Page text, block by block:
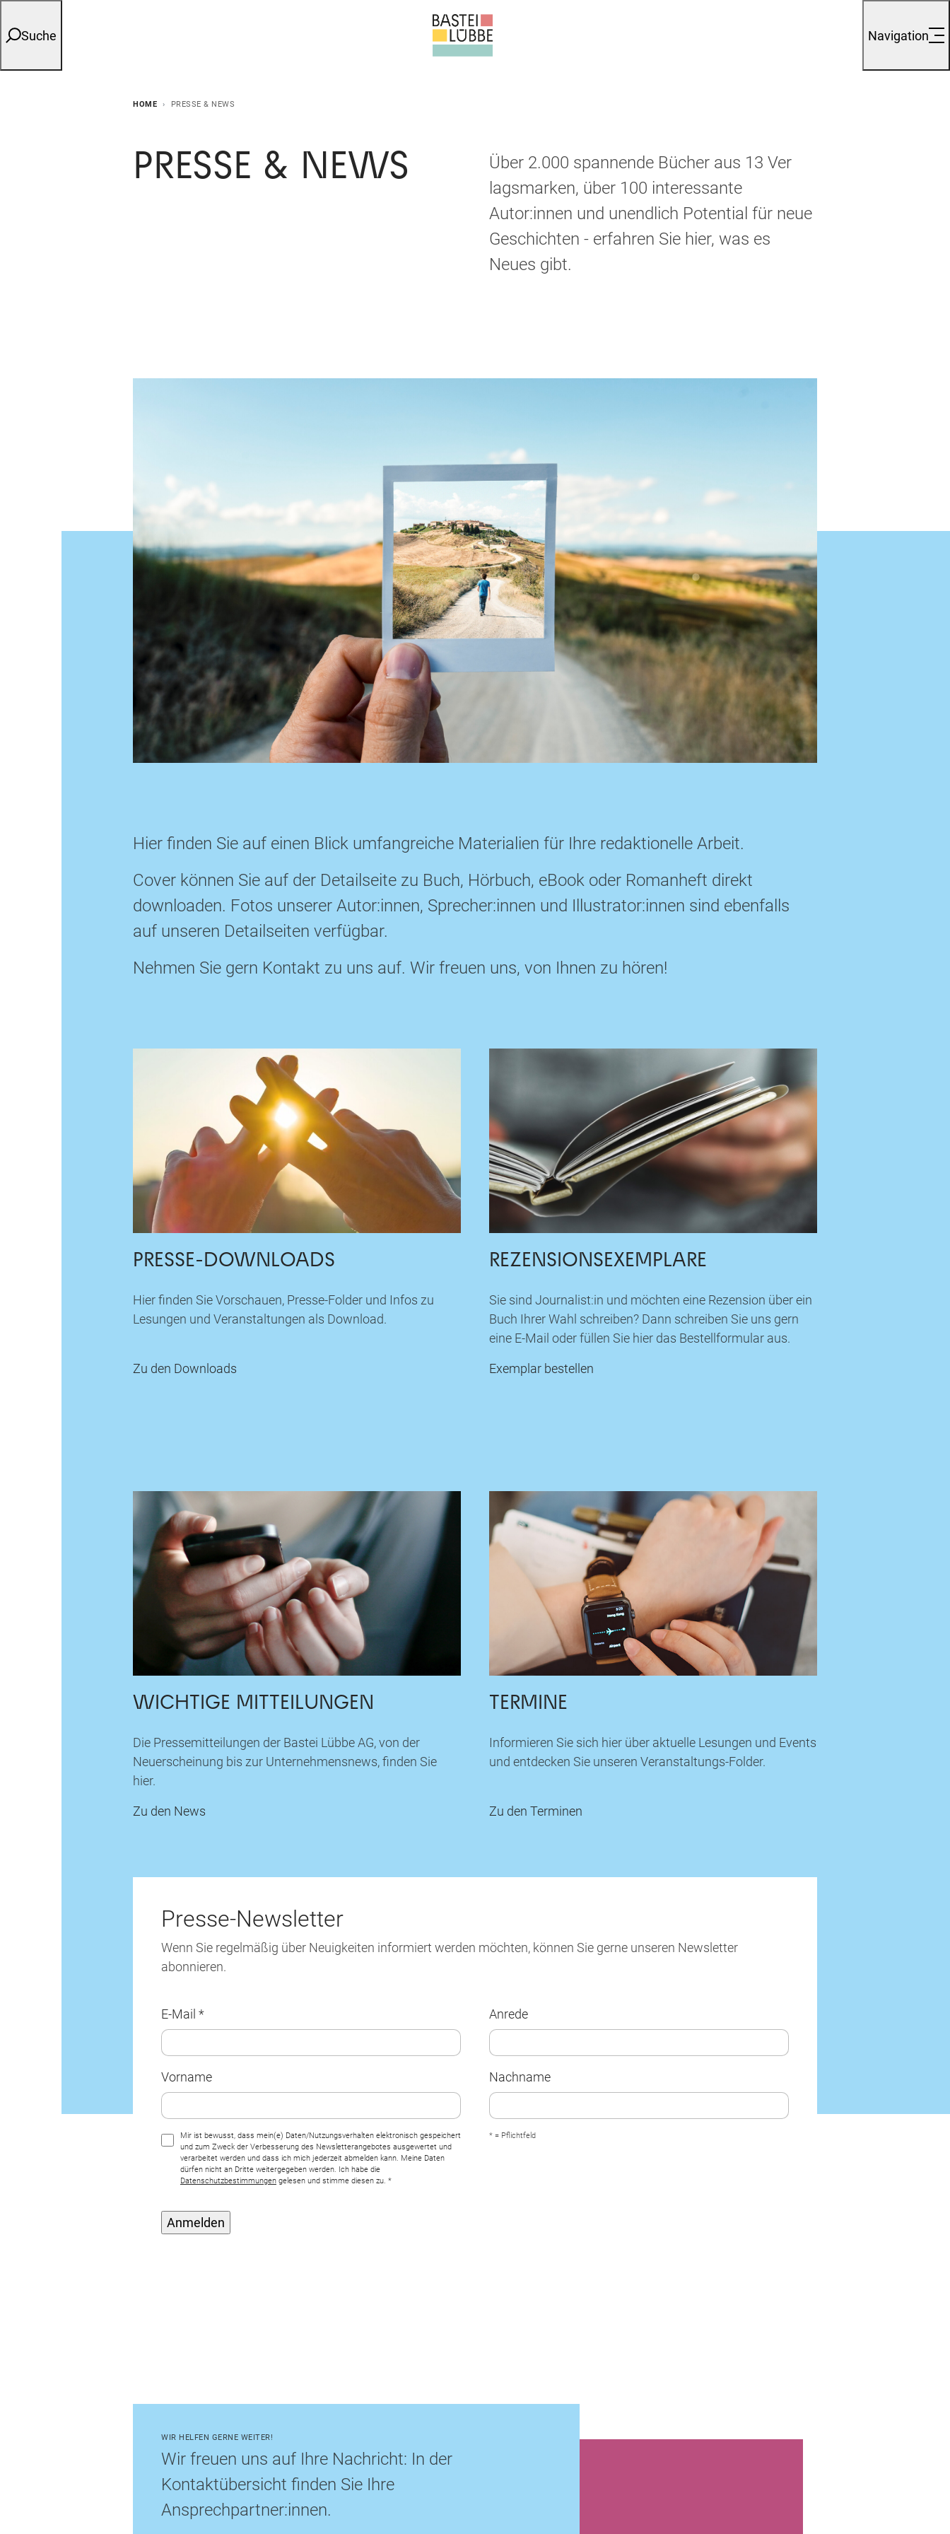
Suche Navigation
HOME PRESSE & NEWS
PRESSE & NEWS
Über 2.000 spannende Bücher aus 13 Ver
lagsmarken, über 100 interessante
Autor:innen und unend lich Potential für neue
Geschichten - erfahren Sie hier, was es
Neues gibt.
Hier finden Sie auf einen Blick umfangreiche Materialien für Ihre redaktionelle Arbeit.
Cover können Sie auf der Detailseite zu Buch, Hörbuch, eBook oder Romanheft direkt
downloaden. Fotos unserer Autor:innen, Sprecher:innen und Illustrator:innen sind ebenfalls
auf unseren Detailseiten verfügbar.
Nehmen Sie gern Kontakt zu uns auf. Wir freuen uns, von Ihnen zu hören!
PRESSE-DOWNLOADS
Hier finden Sie Vorschauen, Presse-Folder und Infos zu
Lesungen und Veranstaltungen als Download.
Zu den Downloads
REZENSIONS­EXEMPLARE
Sie sind Journalist:in und möchten eine Rezension über ein
Buch Ihrer Wahl schreiben? Dann schreiben Sie uns gern
eine E-Mail oder füllen Sie hier das Bestellformular aus.
Exemplar bestellen
WICHTIGE MITTEILUNGEN
Die Pressemitteilungen der Bastei Lübbe AG, von der
Neuerscheinung bis zur Unternehmensnews, finden Sie
hier.
Zu den News
TERMINE
Informieren Sie sich hier über aktuelle Lesungen und Events
und entdecken Sie unseren Veranstaltungs-Folder.
Zu den Terminen
Presse-Newsletter
Wenn Sie regelmäßig über Neuigkeiten informiert werden möchten, können Sie gerne unseren Newsletter
abonnieren.
E-Mail * Anrede
Vorname Nachname
Mir ist bewusst, dass mein(e) Daten/Nutzungsverhalten elektronisch gespeichert
und zum Zweck der Verbesserung des Newsletterangebotes ausgewertet und
verarbeitet werden und dass ich mich jederzeit abmelden kann. Meine Daten
dürfen nicht an Dritte weitergegeben werden. Ich habe die
Datenschutzbestimmungen gelesen und stimme diesen zu. *
* = Pflichtfeld
WIR HELFEN GERNE WEITER!
Wir freuen uns auf Ihre Nachricht: In der
Kontaktübersicht finden Sie Ihre
Ansprechpartner:innen.